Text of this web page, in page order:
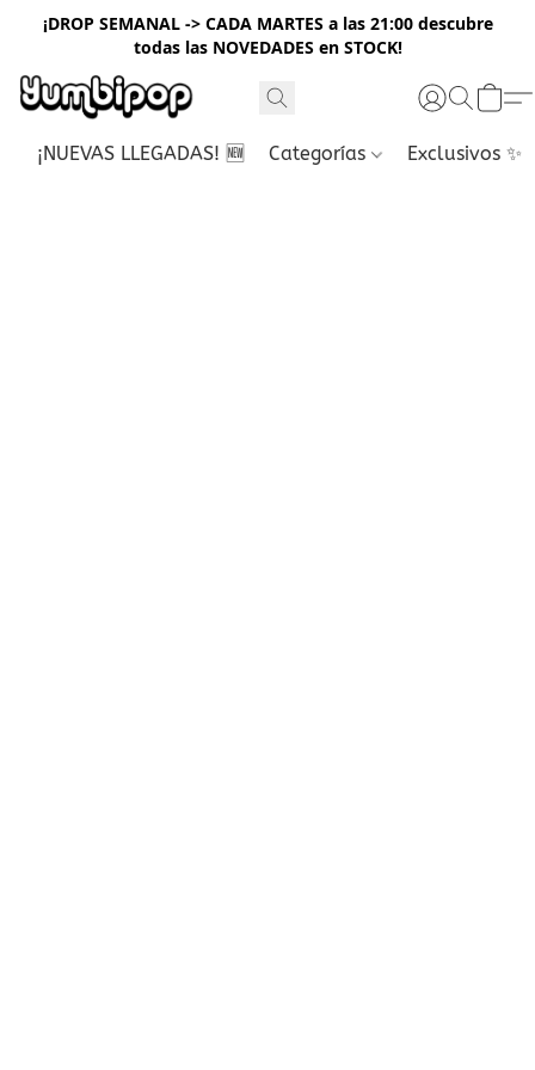
¡DROP SEMANAL -> CADA MARTES a las 21:00 descubre
todas las NOVEDADES en STOCK!
¡NUEVAS LLEGADAS! 🆕 Categorías Exclusivos ✨